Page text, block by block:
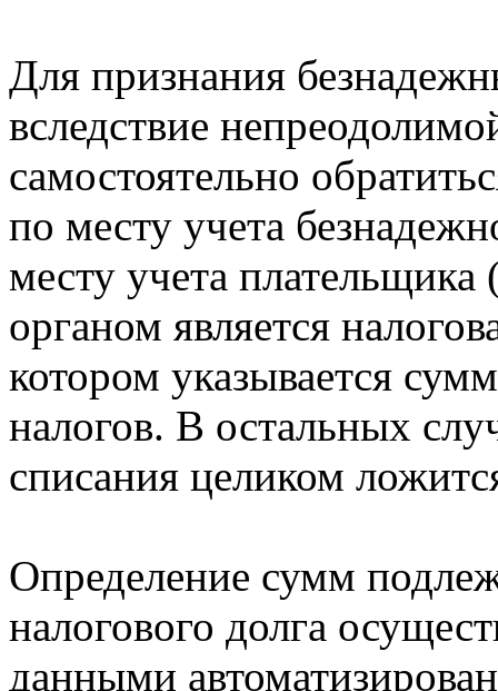
Для признания
вследствие
самостоятельно
по месту учета
месту учета
органом является
котором указывается
налогов. В остальных
списания целиком
Определение сумм
налогового долга
данными